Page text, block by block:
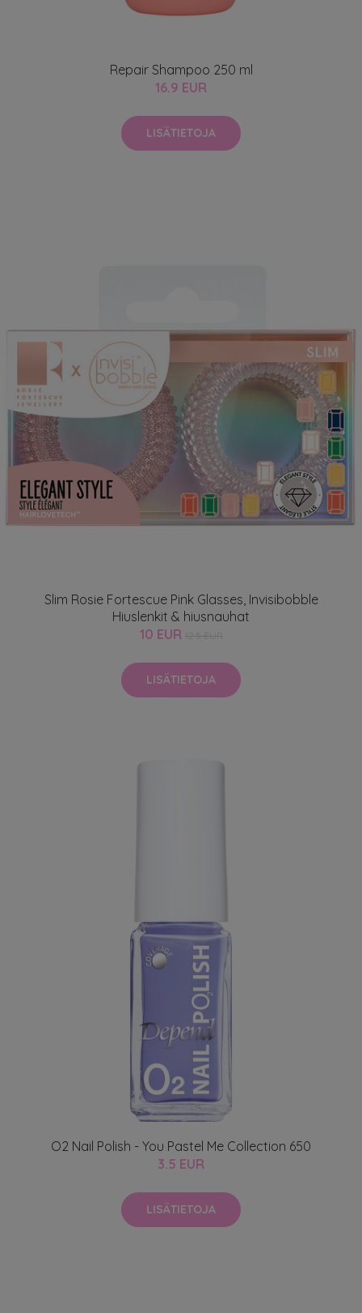
Repair Shampoo 250 ml
16.9 EUR
LISÄTIETOJA
Slim Rosie Fortescue Pink Glasses, Invisibobble
Hiuslenkit & hiusnauhat
10 EUR
LISÄTIETOJA
O2 Nail Polish - You Pastel Me Collection 650
3.5 EUR
LISÄTIETOJA